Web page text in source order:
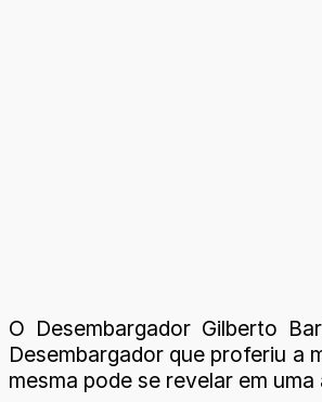
O Desembargador Gilberto
Desembargador que proferiu a
mesma pode se revelar em